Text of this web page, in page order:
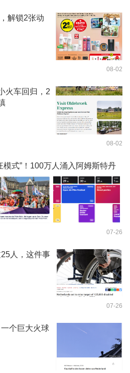
解锁2张动
08-02
火车回归，2
08-02
模式”！100万人涌入阿姆斯特丹
07-26
人，这件事
07-26
个巨大火球